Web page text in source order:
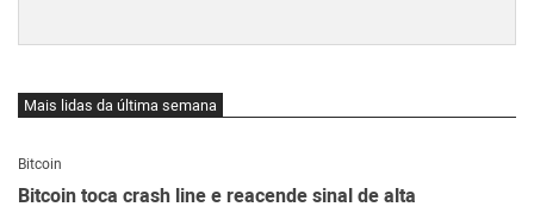
Mais lidas da última semana
Bitcoin
Bitcoin toca crash line e reacende sinal de alta